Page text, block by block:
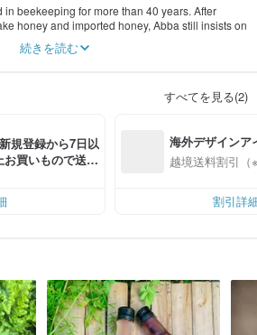
beekeeping for more than 40 years. After
honey and imported honey, Abba still insists on
said that the taste and flavor of local honey are
Although business was also greatly affected by
beekeeper often grow thick cocoon skins due to
evaluating the market trends, we launched our
consumers can clearly know the source of
according to the beekeeping association
for testing. I hope that through the platform of bee
business can be promoted, only to bring
beekeeping.
Shetou Township, Changhua County
production of bee products [Honey, Bee Pollen,
続きを読む
すべてを見る(2)
規登録から7日以
お買いもので送料
海外デザインア
入
越境送料割引（
割引詳